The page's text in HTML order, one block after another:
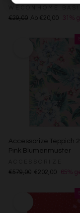
€29,00 Ab €20,00 31%
Accessorize Teppich
Pink Blumenmuster
€579,00 €202,00 65%
haben (bspw.
Sie
Verwendung
Inhalte
Messung der
Kombinationen